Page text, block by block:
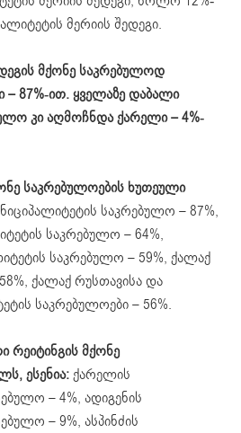
მერიის შედეგი.
მქონე საკრებულოდ
– 87%-ით.ყველაზედაბალი
კიაღმოჩნდაქარელი – 4%-
საკრებულოების ხუთეული
საკრებულო – 87%,
საკრებულო – 64%,
საკრებულო – 59%, ქალაქ
ქალაქ რუსთავისა და
საკრებულოები – 56%.
რეიტინგის მქონე
ესენია:ქარელის
– 4%, ადიგენის
– 9%, ასპინძის